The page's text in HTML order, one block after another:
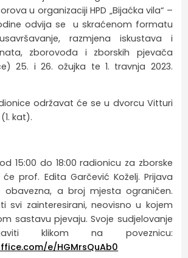
u organizaciji HPD „Bijaćka vila“ –
odvija se u skraćenom formatu
razmjena iskustava i
zborovođa i zborskih pjevača
25. i 26. ožujka te 1. travnja 2023.
održavat će se u dvorcu Vitturi
kat).
15:00 do 18:00 radionicu za zborske
prof. Edita Garčević Koželj. Prijava
obavezna, a broj mjesta ograničen.
svi zainteresirani, neovisno u kojem
sastavu pjevaju. Svoje sudjelovanje
klikom na poveznicu:
e/HGMrsQuAb0